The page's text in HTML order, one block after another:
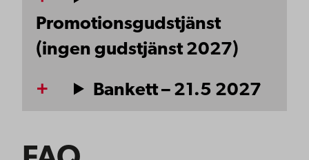
Promotionsgudstjänst
(ingen gudstjänst 2027)
Bankett – 21.5 2027